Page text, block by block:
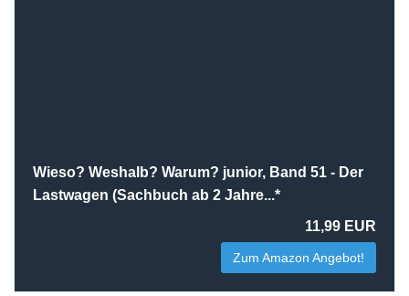
Wieso? Weshalb? Warum? junior, Band 51 - Der
Lastwagen (Sachbuch ab 2 Jahre...*
11,99 EUR
Zum Amazon Angebot!